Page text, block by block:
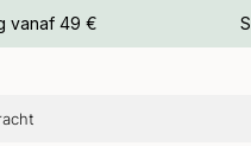
vanaf 49 €